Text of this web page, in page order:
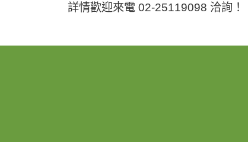
詳情歡迎來電 02-25119098 洽詢！